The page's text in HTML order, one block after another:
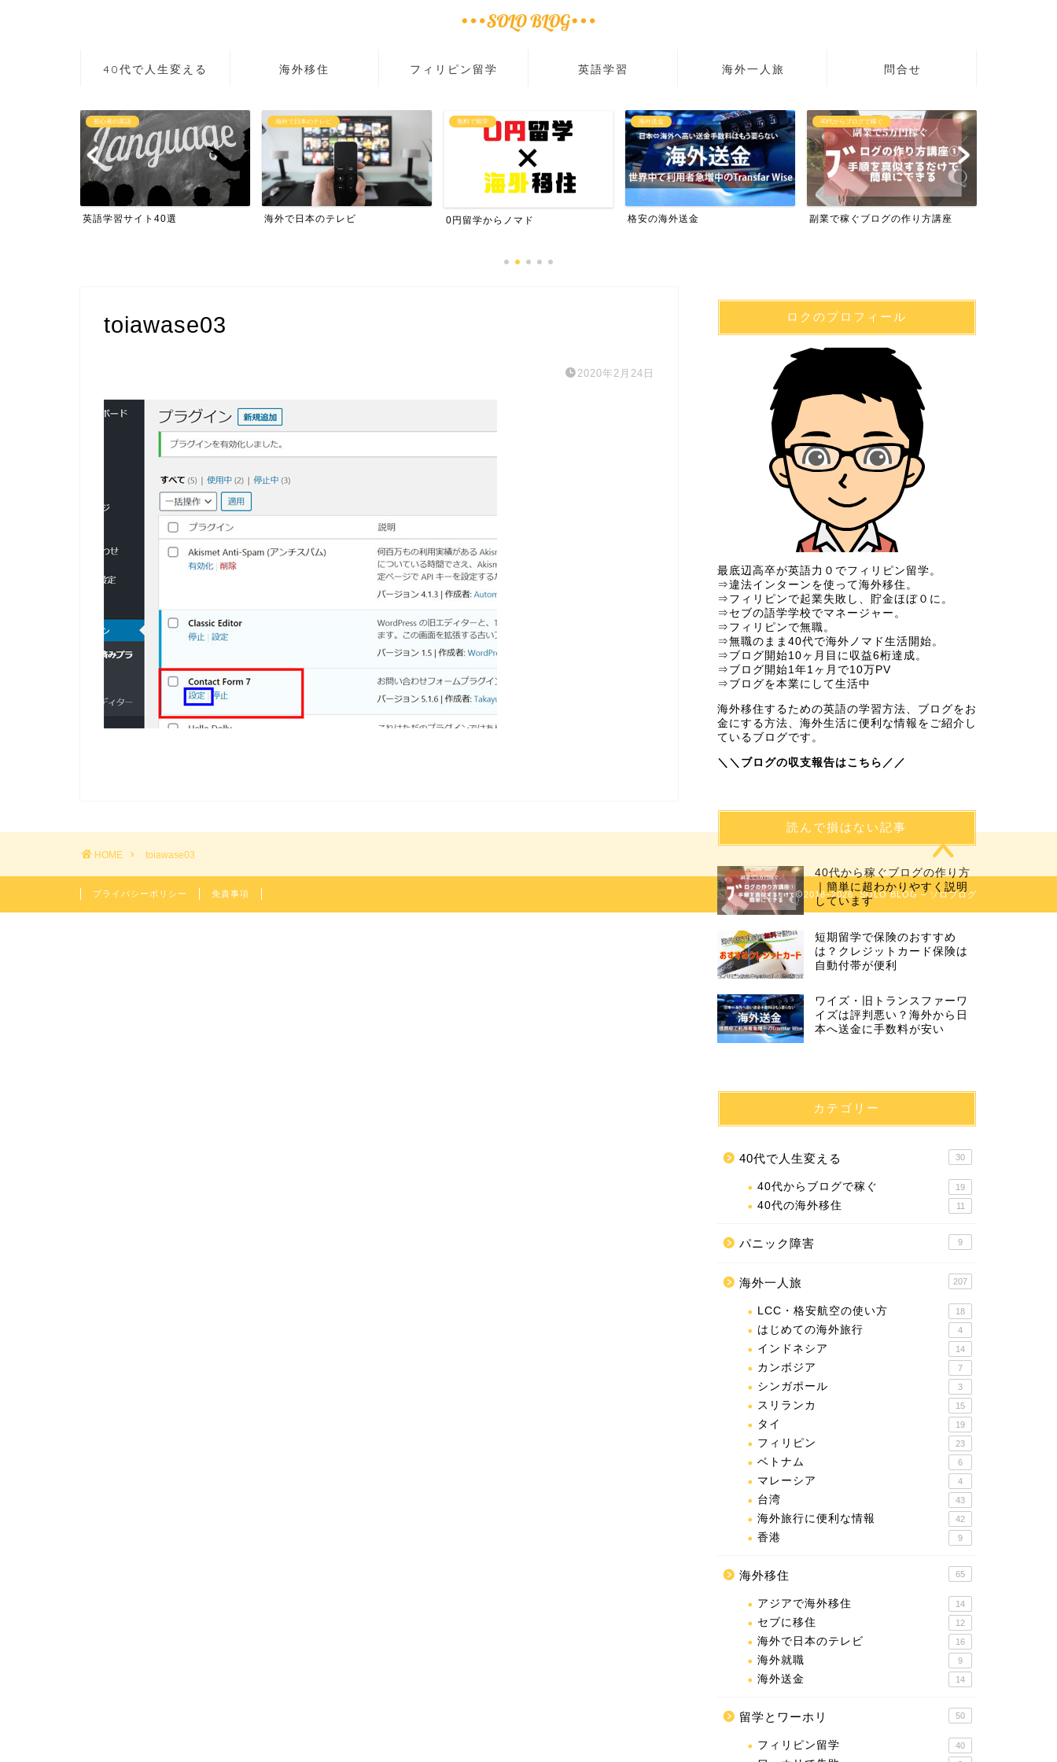
40代で人生変える 海外移住 フィリピン留学 英語学習 海外一人旅 問合せ
初心者の英語
英語学習サイト40選
海外で日本のテレビ
海外で日本のテレビ
無料で留学
0円留学からノマド
海外送金
格安の海外送金
40代からブログで稼ぐ
副業で稼ぐブログの作り方講座
toiawase03
2020年2月24日
ロクのプロフィール
最底辺高卒が英語力０でフィリピン留学。
⇒違法インターンを使って海外移住。
⇒フィリピンで起業失敗し、貯金ほぼ０に。
⇒セブの語学学校でマネージャー。
⇒フィリピンで無職。
⇒無職のまま40代で海外ノマド生活開始。
⇒ブログ開始10ヶ月目に収益6桁達成。
⇒ブログ開始1年1ヶ月で10万PV
⇒ブログを本業にして生活中
海外移住するための英語の学習方法、ブログをお
金にする方法、海外生活に便利な情報をご紹介し
ているブログです。
＼＼ブログの収支報告はこちら／／
読んで損はない記事
40代から稼ぐブログの作り方
｜簡単に超わかりやすく説明
しています
短期留学で保険のおすすめ
は？クレジットカード保険は
自動付帯が便利
ワイズ・旧トランスファーワ
イズは評判悪い？海外から日
本へ送金に手数料が安い
カテゴリー
40代で人生変える 30
40代からブログで稼ぐ 19
40代の海外移住 11
パニック障害 9
海外一人旅 207
LCC・格安航空の使い方 18
はじめての海外旅行 4
インドネシア 14
カンボジア 7
シンガポール 3
スリランカ 15
タイ 19
フィリピン 23
ベトナム 6
マレーシア 4
台湾 43
海外旅行に便利な情報 42
香港 9
海外移住 65
アジアで海外移住 14
セブに移住 12
海外で日本のテレビ 16
海外就職 9
海外送金 14
留学とワーホリ 50
フィリピン留学 40
HOME toiawase03
プライバシーポリシー 免責事項 2018–2026 SOLO BLOG – ソロブログ